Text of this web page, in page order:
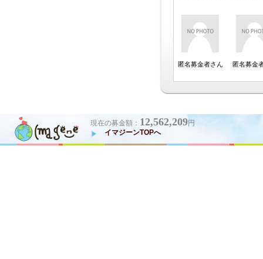
現在の募金額： 12,562,209円
イマジーンTOPへ